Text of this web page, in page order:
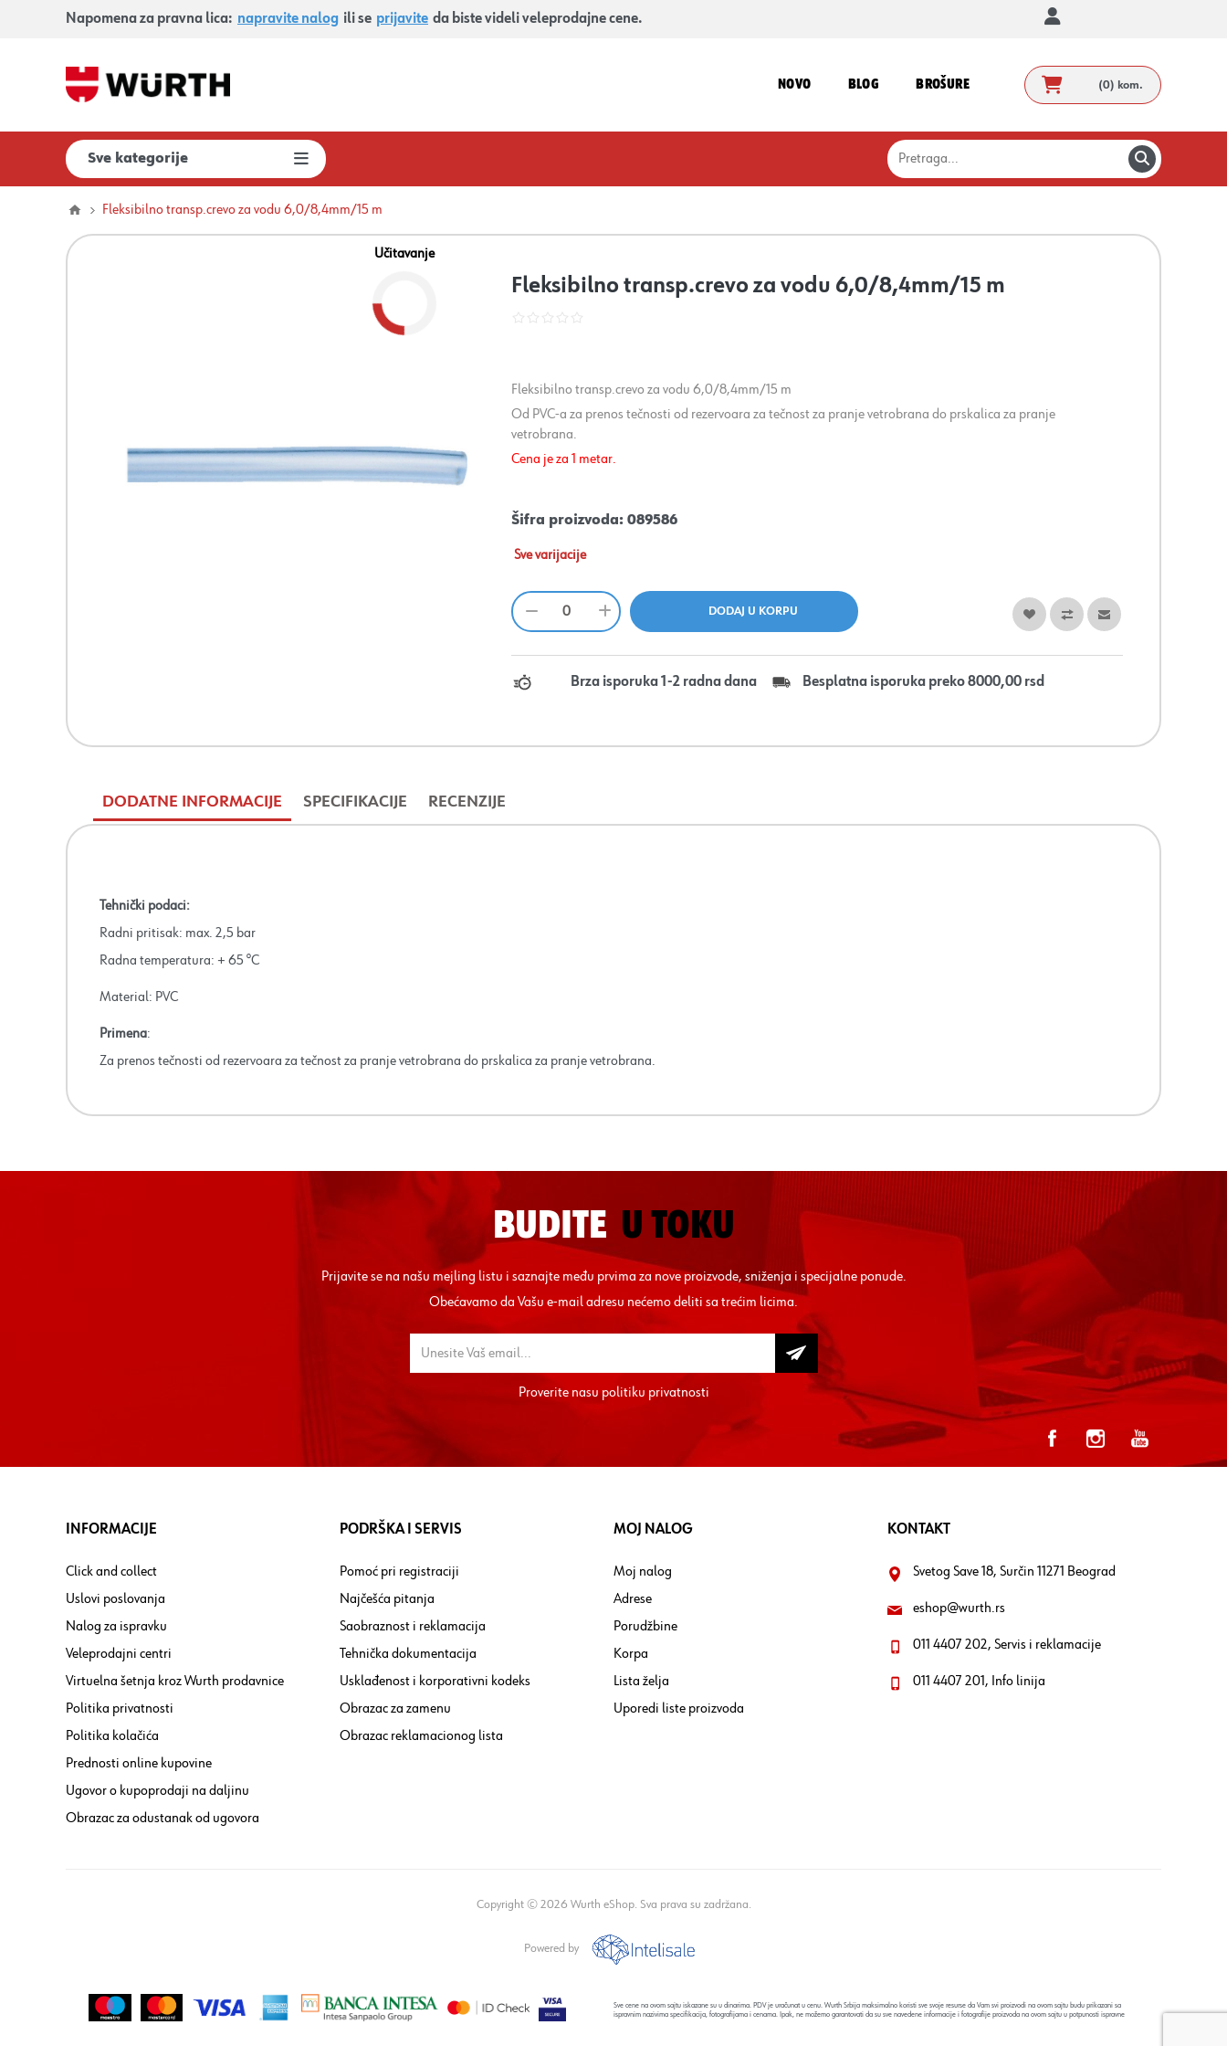
Napomena za pravna lica: napravite nalog ili se prijavite da biste videli veleprodajne cene.
NOVO BLOG BROŠURE (0) kom.
Sve kategorije
Fleksibilno transp.crevo za vodu 6,0/8,4mm/15 m
Učitavanje
Fleksibilno transp.crevo za vodu 6,0/8,4mm/15 m
Fleksibilno transp.crevo za vodu 6,0/8,4mm/15 m
Od PVC-a za prenos tečnosti od rezervoara za tečnost za pranje vetrobrana do prskalica za pranje
vetrobrana.
Cena je za 1 metar.
Šifra proizvoda: 089586
Sve varijacije
Brza isporuka 1-2 radna dana Besplatna isporuka preko 8000,00 rsd
DODATNE INFORMACIJE SPECIFIKACIJE RECENZIJE
Tehnički podaci:
Radni pritisak: max. 2,5 bar
Radna temperatura: + 65 °C
Material: PVC
Primena:
Za prenos tečnosti od rezervoara za tečnost za pranje vetrobrana do prskalica za pranje vetrobrana.
BUDITE U TOKU
Prijavite se na našu mejling listu i saznajte među prvima za nove proizvode, sniženja i specijalne ponude.
Obećavamo da Vašu e-mail adresu nećemo deliti sa trećim licima.
Proverite nasupolitiku privatnosti
INFORMACIJE
Click and collect
Uslovi poslovanja
Nalog za ispravku
Veleprodajni centri
Virtuelna šetnja kroz Wurth prodavnice
Politika privatnosti
Politika kolačića
Prednosti online kupovine
Ugovor o kupoprodaji na daljinu
Obrazac za odustanak od ugovora
PODRŠKA I SERVIS
Pomoć pri registraciji
Najčešća pitanja
Saobraznost i reklamacija
Tehnička dokumentacija
Usklađenost i korporativni kodeks
Obrazac za zamenu
Obrazac reklamacionog lista
MOJ NALOG
Moj nalog
Adrese
Porudžbine
Korpa
Lista želja
Uporedi liste proizvoda
KONTAKT
Svetog Save 18, Surčin 11271 Beograd
eshop@wurth.rs
011 4407 202, Servis i reklamacije
011 4407 201, Info linija
Copyright © 2026 Wurth eShop. Sva prava su zadržana.
Powered by
Sve cene na ovom sajtu iskazane su u dinarima. PDV je uračunat u cenu. Wurth Srbija maksimalno koristi sve svoje resurse da Vam svi proizvodi na ovom sajtu budu prikazani sa
ispravnim nazivima specifikacija, fotografijama i cenama. Ipak, ne možemo garantovati da su sve navedene informacije i fotografije proizvoda na ovom sajtu u potpunosti ispravne